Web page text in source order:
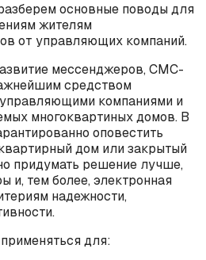
основные поводы для
жителям
от управляющих компаний.
мессенджеров, СМС-
средством
компаниями и
многоквартиных домов. В
оповестить
дом или закрытый
придумать решение лучше,
тем более, электронная
надежности,
для: